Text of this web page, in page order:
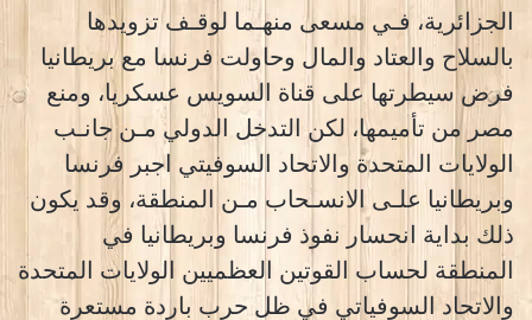
الجزائرية، فـي مسعى منهـما لوقـف تزويدها
بالسلاح والعتاد والمال وحاولت فرنسا مع بريطانيا
فرض سيطرتها على قناة السويس عسكريا، ومنع
مصر من تأميمها، لكن التدخل الدولي مـن جانـب
الولايات المتحدة والاتحاد السوفيتي اجبر فرنسا
وبريطانيا علـى الانسـحاب مـن المنطقة، وقد يكون
ذلك بداية انحسار نفوذ فرنسا وبريطانيا في
المنطقة لحساب القوتين العظميين الولايات المتحدة
والاتحاد السوفياتي في ظل حرب باردة مستعرة